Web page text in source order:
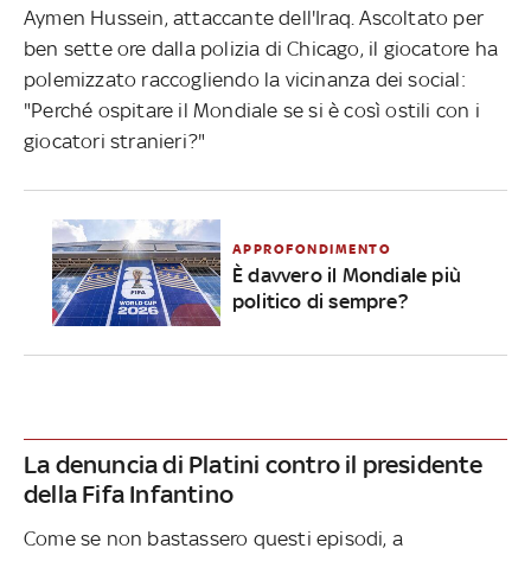
Aymen Hussein, attaccante dell'Iraq. Ascoltato per
ben sette ore dalla polizia di Chicago, il giocatore ha
polemizzato raccogliendo la vicinanza dei social:
"Perché ospitare il Mondiale se si è così ostili con i
giocatori stranieri?"
APPROFONDIMENTO
È davvero il Mondiale più
politico di sempre?
La denuncia di Platini contro il presidente
della Fifa Infantino
Come se non bastassero questi episodi, a